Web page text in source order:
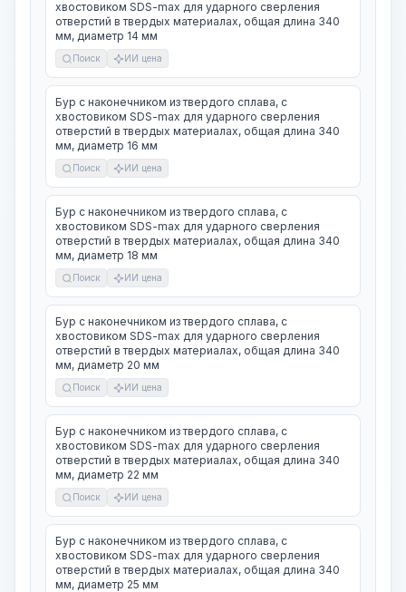
хвостовиком SDS-max для ударного сверления
отверстий в твердых материалах, общая длина 340
мм, диаметр 14 мм
Поиск ИИ цена
Бур с наконечником из твердого сплава, с
хвостовиком SDS-max для ударного сверления
отверстий в твердых материалах, общая длина 340
мм, диаметр 16 мм
Поиск ИИ цена
Бур с наконечником из твердого сплава, с
хвостовиком SDS-max для ударного сверления
отверстий в твердых материалах, общая длина 340
мм, диаметр 18 мм
Поиск ИИ цена
Бур с наконечником из твердого сплава, с
хвостовиком SDS-max для ударного сверления
отверстий в твердых материалах, общая длина 340
мм, диаметр 20 мм
Поиск ИИ цена
Бур с наконечником из твердого сплава, с
хвостовиком SDS-max для ударного сверления
отверстий в твердых материалах, общая длина 340
мм, диаметр 22 мм
Поиск ИИ цена
Бур с наконечником из твердого сплава, с
хвостовиком SDS-max для ударного сверления
отверстий в твердых материалах, общая длина 340
мм, диаметр 25 мм